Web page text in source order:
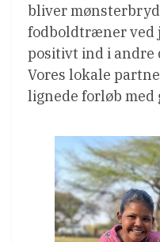
bliver
fodboldtræner ved
positivt ind i andre
Vores lokale
lignede forløb med